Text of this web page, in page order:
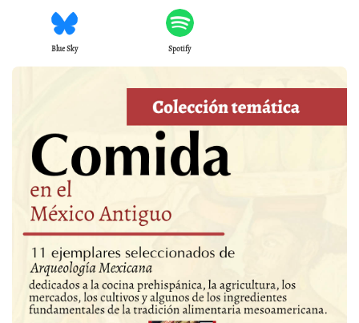
Blue Sky Spotify